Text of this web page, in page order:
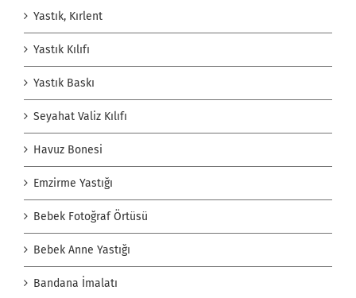
Yastık, Kırlent
Yastık Kılıfı
Yastık Baskı
Seyahat Valiz Kılıfı
Havuz Bonesi
Emzirme Yastığı
Bebek Fotoğraf Örtüsü
Bebek Anne Yastığı
Bandana İmalatı